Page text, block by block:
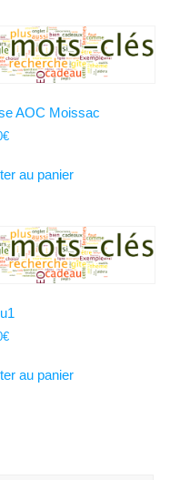
AOC Moissac
€
au panier
€
au panier